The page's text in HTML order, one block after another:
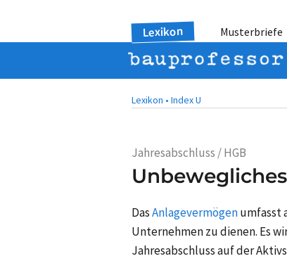
Lexikon Musterbriefe
Lexikon • Index U
Jahresabschluss / HGB
DasAnlagevermögenumfasst
Unternehmen zu dienen. Es
Jahresabschluss auf der